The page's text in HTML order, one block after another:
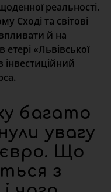
реальності.
Сході та світові
й на
«Львівської
багато
увагу
Що
з